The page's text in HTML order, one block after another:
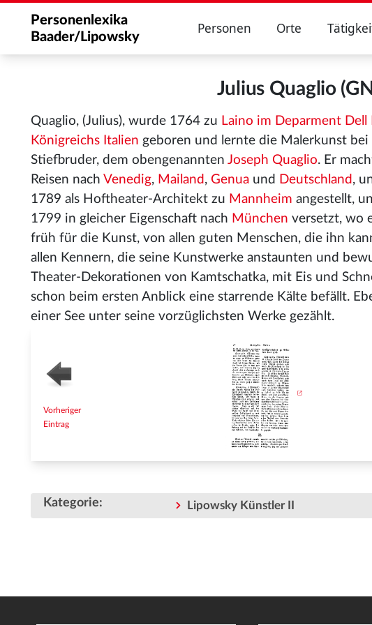
Personenlexika
Baader/Lipowsky
Personen Orte
Julius Quaglio
Quaglio, (Julius), wurde 1764 zu Laino im Deparment Dell
Königreichs Italien geboren und lernte die Malerkunst bei
Stiefbruder, dem obengenannten Joseph Quaglio. Er
Reisen nach Venedig, Mailand , Genua und Deutschland ,
1789 als Hoftheater-Architekt zu Mannheim angestellt,
1799 in gleicher Eigenschaft nach München versetzt, wo
früh für die Kunst, von allen guten Menschen, die ihn
allen Kennern, die seine Kunstwerke anstaunten und
Theater-Dekorationen von Kamtschatka, mit Eis und
schon beim ersten Anblick eine starrende Kälte befällt.
einer See unter seine vorzüglichsten Werke gezählt.
Vorheriger
Eintrag
Kategorie: Lipowsky Künstler II